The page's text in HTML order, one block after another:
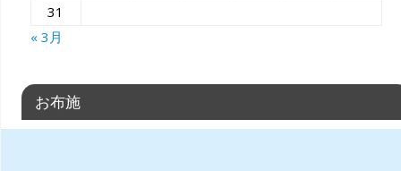
31
« 3月
お布施